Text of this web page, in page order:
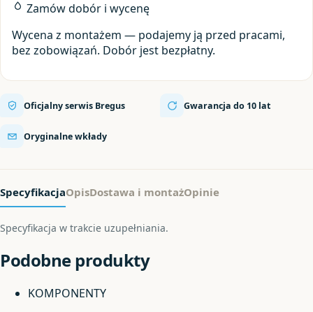
Zamów dobór i wycenę
Wycena z montażem — podajemy ją przed pracami,
bez zobowiązań. Dobór jest bezpłatny.
Oficjalny serwis Bregus Gwarancja do 10 lat
Oryginalne wkłady
SpecyfikacjaOpisDostawa i montażOpinie
Specyfikacja w trakcie uzupełniania.
Podobne produkty
KOMPONENTY